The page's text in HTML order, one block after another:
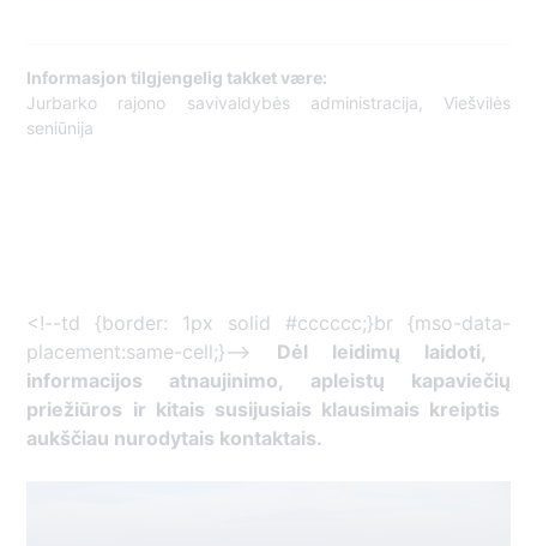
Informasjon tilgjengelig takket være:
Jurbarko rajono savivaldybės administracija, Viešvilės
seniūnija
<!--td {border: 1px solid #cccccc;}br {mso-data-
placement:same-cell;}--> Dėl leidimų laidoti, ​
informacijos atnaujinimo, apleistų kapaviečių
priežiūros ir kitais susijusiais klausimais kreiptis ​
aukščiau nurodytais kontaktais.